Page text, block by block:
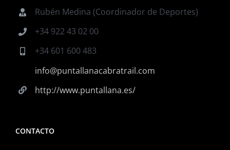
Rubén Medina (Coordinador de Deportes)
+34 922 43 02 00
+34 601 600 483
info@puntallanacabratrail.com
http://www.puntallana.es/
CONTACTO